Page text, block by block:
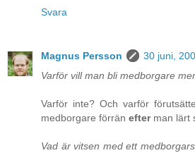
Svara
Magnus Persson
30 juni,
Varför vill man bli medborgare
Varför inte? Och varför
medborgare förrän efterman lärt
Vad är vitsen med ett